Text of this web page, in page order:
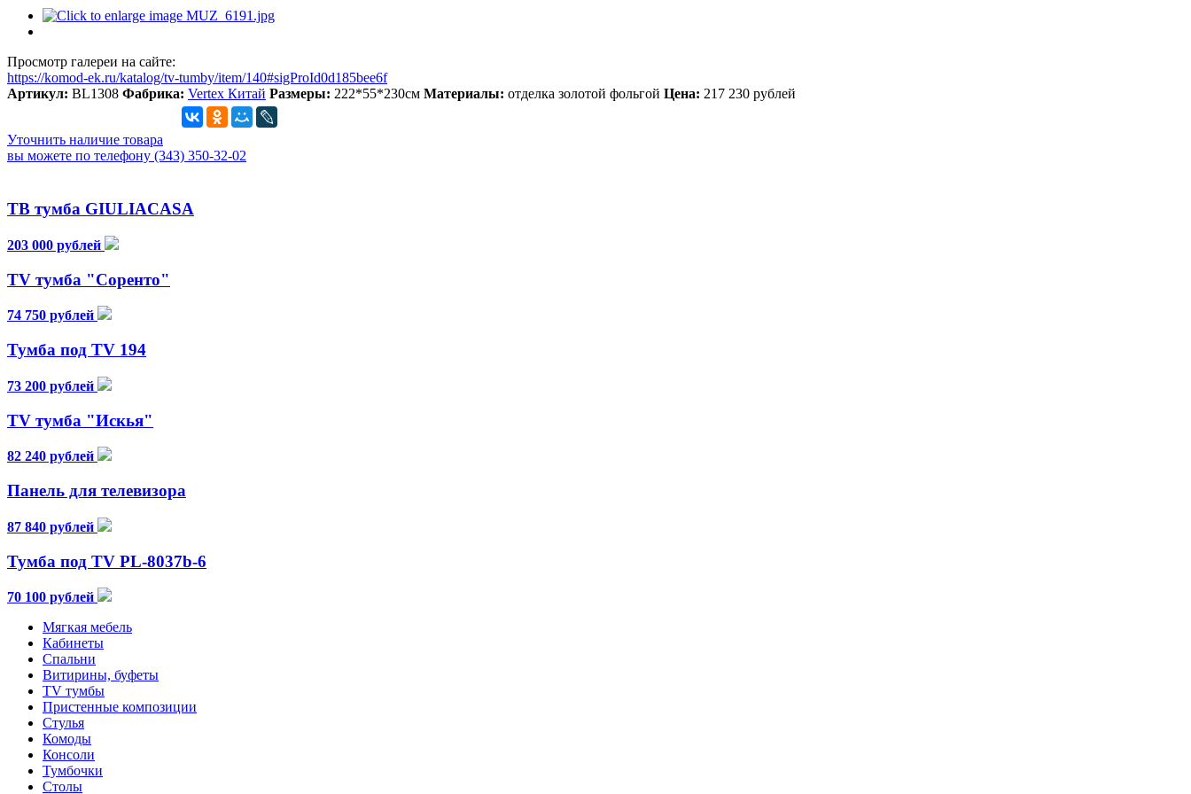
Просмотр галереи на сайте:
https://komod-ek.ru/katalog/tv-tumby/item/140#sigProId0d185bee6f
Артикул: BL1308 Фабрика: Vertex Китай Размеры: 222*55*230см Материалы: отделка золотой фольгой Цена: 217 230 рублей
Уточнить наличие товара
вы можете по телефону (343) 350-32-02
ТВ тумба GIULIACASA
203 000 рублей
TV тумба "Соренто"
74 750 рублей
Тумба под TV 194
73 200 рублей
TV тумба "Искья"
82 240 рублей
Панель для телевизора
87 840 рублей
Тумба под TV PL-8037b-6
70 100 рублей
Мягкая мебель
Кабинеты
Спальни
Витирины, буфеты
TV тумбы
Пристенные композиции
Стулья
Комоды
Консоли
Тумбочки
Столы